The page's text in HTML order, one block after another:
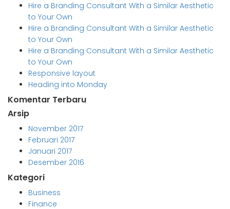
Hire a Branding Consultant With a Similar Aesthetic
to Your Own
Hire a Branding Consultant With a Similar Aesthetic
to Your Own
Hire a Branding Consultant With a Similar Aesthetic
to Your Own
Responsive layout
Heading into Monday
Komentar Terbaru
Arsip
November 2017
Februari 2017
Januari 2017
Desember 2016
Kategori
Business
Finance